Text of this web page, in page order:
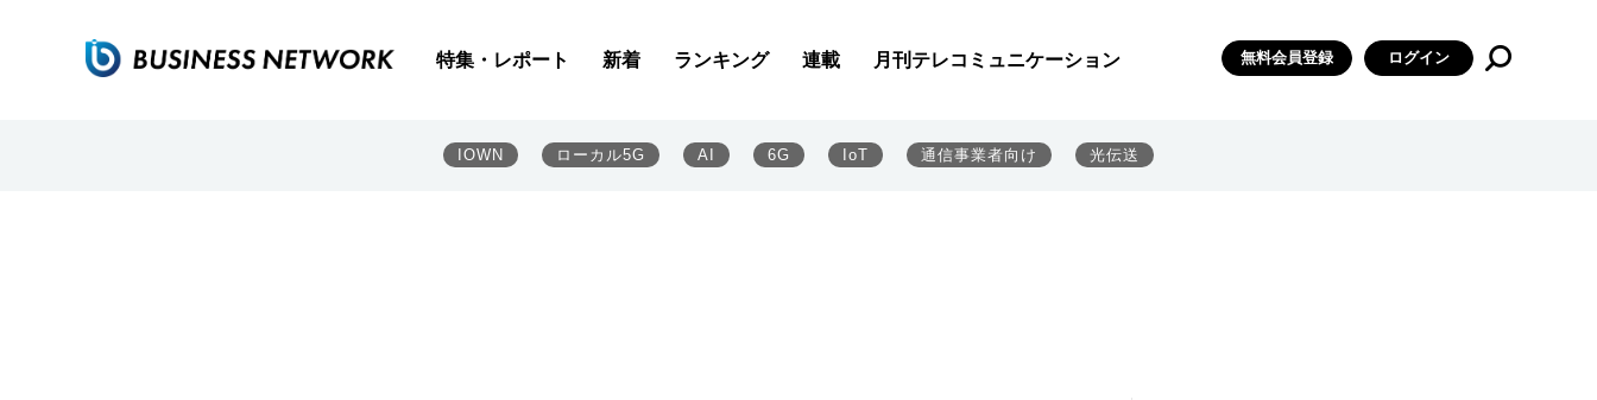
特集・レポート 新着 ランキング 連載 月刊テレコミュニケーション 無料会員登録 ログイン
IOWN ローカル5G AI 6G IoT 通信事業者向け 光伝送